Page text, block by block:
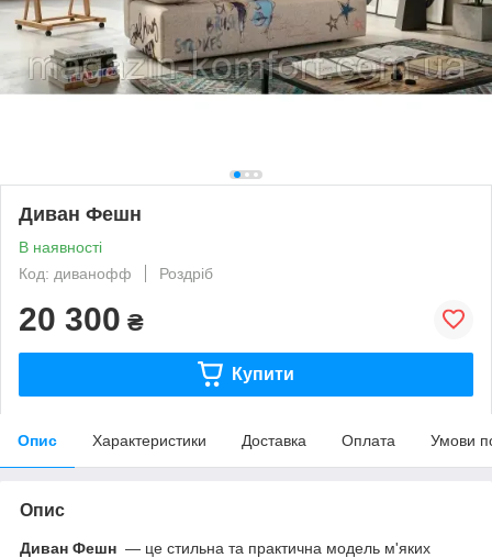
Диван Фешн
В наявності
Код: диванофф
Роздріб
20 300 ₴
Купити
Опис Характеристики Доставка Оплата Умови
Опис
Диван Фешн — це стильна та практична модель м'яких